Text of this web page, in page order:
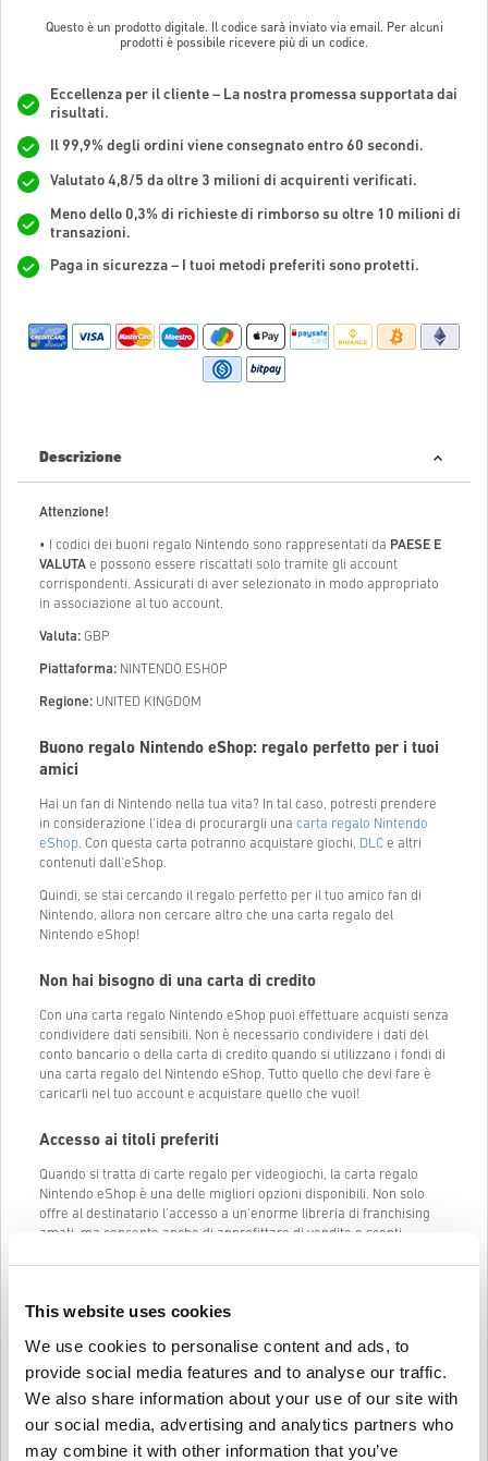
This website uses cookies
We use cookies to personalise content and ads, to
provide social media features and to analyse our traffic.
We also share information about your use of our site with
our social media, advertising and analytics partners who
may combine it with other information that you’ve
Questo è un prodotto digitale. Il codice sarà inviato via email. Per alcuni
prodotti è possibile ricevere più di un codice.
Eccellenza per il cliente – La nostra promessa supportata dai
risultati.
Il 99,9% degli ordini viene consegnato entro 60 secondi.
Valutato 4,8/5 da oltre 3 milioni di acquirenti verificati.
Meno dello 0,3% di richieste di rimborso su oltre 10 milioni di
transazioni.
Paga in sicurezza – I tuoi metodi preferiti sono protetti.
Descrizione
Attenzione!
• I codici dei buoni regalo Nintendo sono rappresentati da PAESE E
VALUTA e possono essere riscattati solo tramite gli account
corrispondenti. Assicurati di aver selezionato in modo appropriato
in associazione al tuo account.
Valuta: GBP
Piattaforma: NINTENDO ESHOP
Regione: UNITED KINGDOM
Buono regalo Nintendo eShop: regalo perfetto per i tuoi
amici
Hai un fan di Nintendo nella tua vita? In tal caso, potresti prendere
in considerazione l'idea di procurargli una carta regalo Nintendo
eShop. Con questa carta potranno acquistare giochi, DLC e altri
contenuti dall'eShop.
Quindi, se stai cercando il regalo perfetto per il tuo amico fan di
Nintendo, allora non cercare altro che una carta regalo del
Nintendo eShop!
Non hai bisogno di una carta di credito
Con una carta regalo Nintendo eShop puoi effettuare acquisti senza
condividere dati sensibili. Non è necessario condividere i dati del
conto bancario o della carta di credito quando si utilizzano i fondi di
una carta regalo del Nintendo eShop. Tutto quello che devi fare è
caricarli nel tuo account e acquistare quello che vuoi!
Accesso ai titoli preferiti
Quando si tratta di carte regalo per videogiochi, la carta regalo
Nintendo eShop è una delle migliori opzioni disponibili. Non solo
offre al destinatario l'accesso a un'enorme libreria di franchising
amati, ma consente anche di approfittare di vendite e sconti
Super Mario, The Legend of Zelda, Splatoon e
tuoi amici. Quindi, se stai cercando un regalo che porti ore di
divertimento ed eccitazione, una carta regalo Nintendo eShop è la
Acquista una carta regalo Nintendo eShop su
Livecards.net